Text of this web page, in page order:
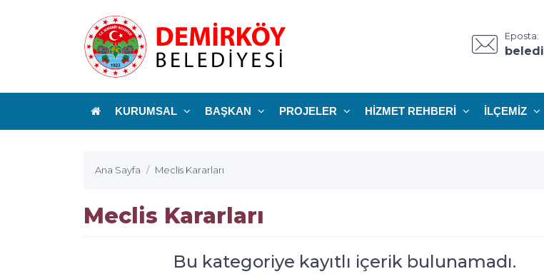
Eposta:
KURUMSAL BAŞKAN PROJELER HIZMET REHBERI İLÇEMIZ
Ana Sayfa Meclis Kararları
Meclis Kararları
Bu kategoriye kayıtlı içerik bulunamadı.